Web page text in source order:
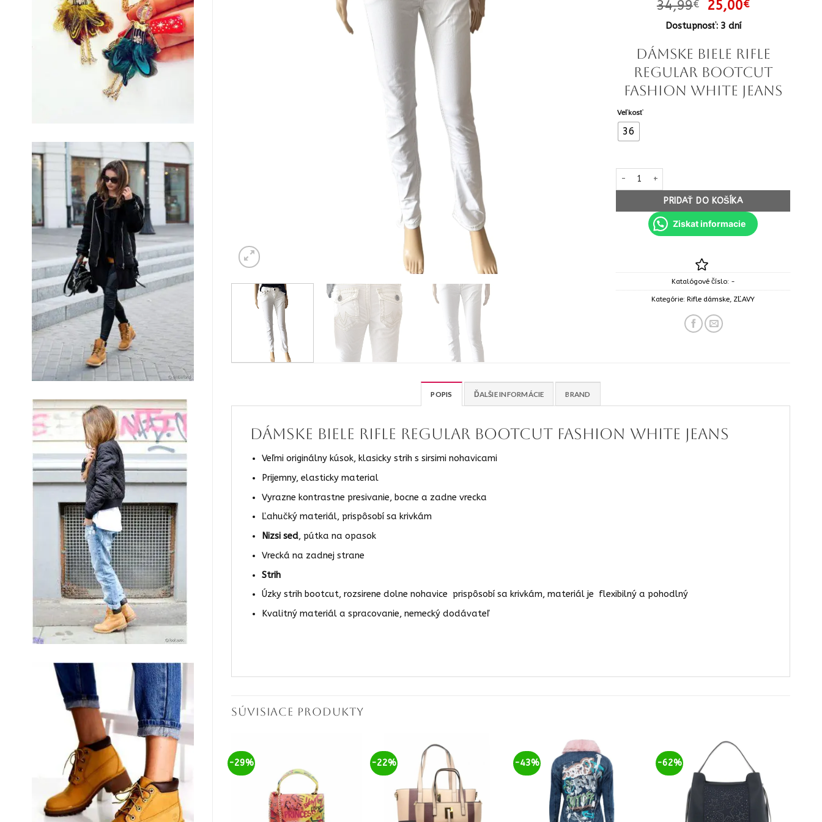
34,99€
Pôvodná
cena
bola:
25,00€Aktuálna
Dostupnosť: 3 dní
Dámske biele rifle
regular bootcut
fashion white jeans
Veľkosť
36
množstvo Dámske biele rifle regular bootcut
PRIDAŤ DO KOŠÍKA
Ziskat informacie
Katalógové číslo: -
Kategórie:Rifle dámske ZĽAVY
POPIS ĎALŠIE INFORMÁCIE BRAND
Dámske biele rifle regular bootcut fashion white jeans
Veľmi originálny kúsok, klasicky strih s sirsimi nohavicami
Prijemny, elasticky material
Vyrazne kontrastne presivanie, bocne a zadne vrecka
Ľahučký materiál, prispôsobí sa krivkám
Nizsi sed, pútka na opasok
Vrecká na zadnej strane
Strih
Úzky strih bootcut, rozsirene dolne nohavice prispôsobí sa krivkám, materiál je flexibilný a pohodlný
Kvalitný materiál a spracovanie, nemecký dodávateľ
SÚVISIACE PRODUKTY
-29% -22% -43% -62%
-24%